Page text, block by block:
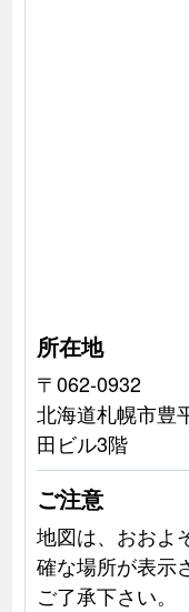
所在地
〒062-0932
北海道札幌市豊
田ビル3階
ご注意
地図は、おおよ
確な場所が表示
ご了承下さい。